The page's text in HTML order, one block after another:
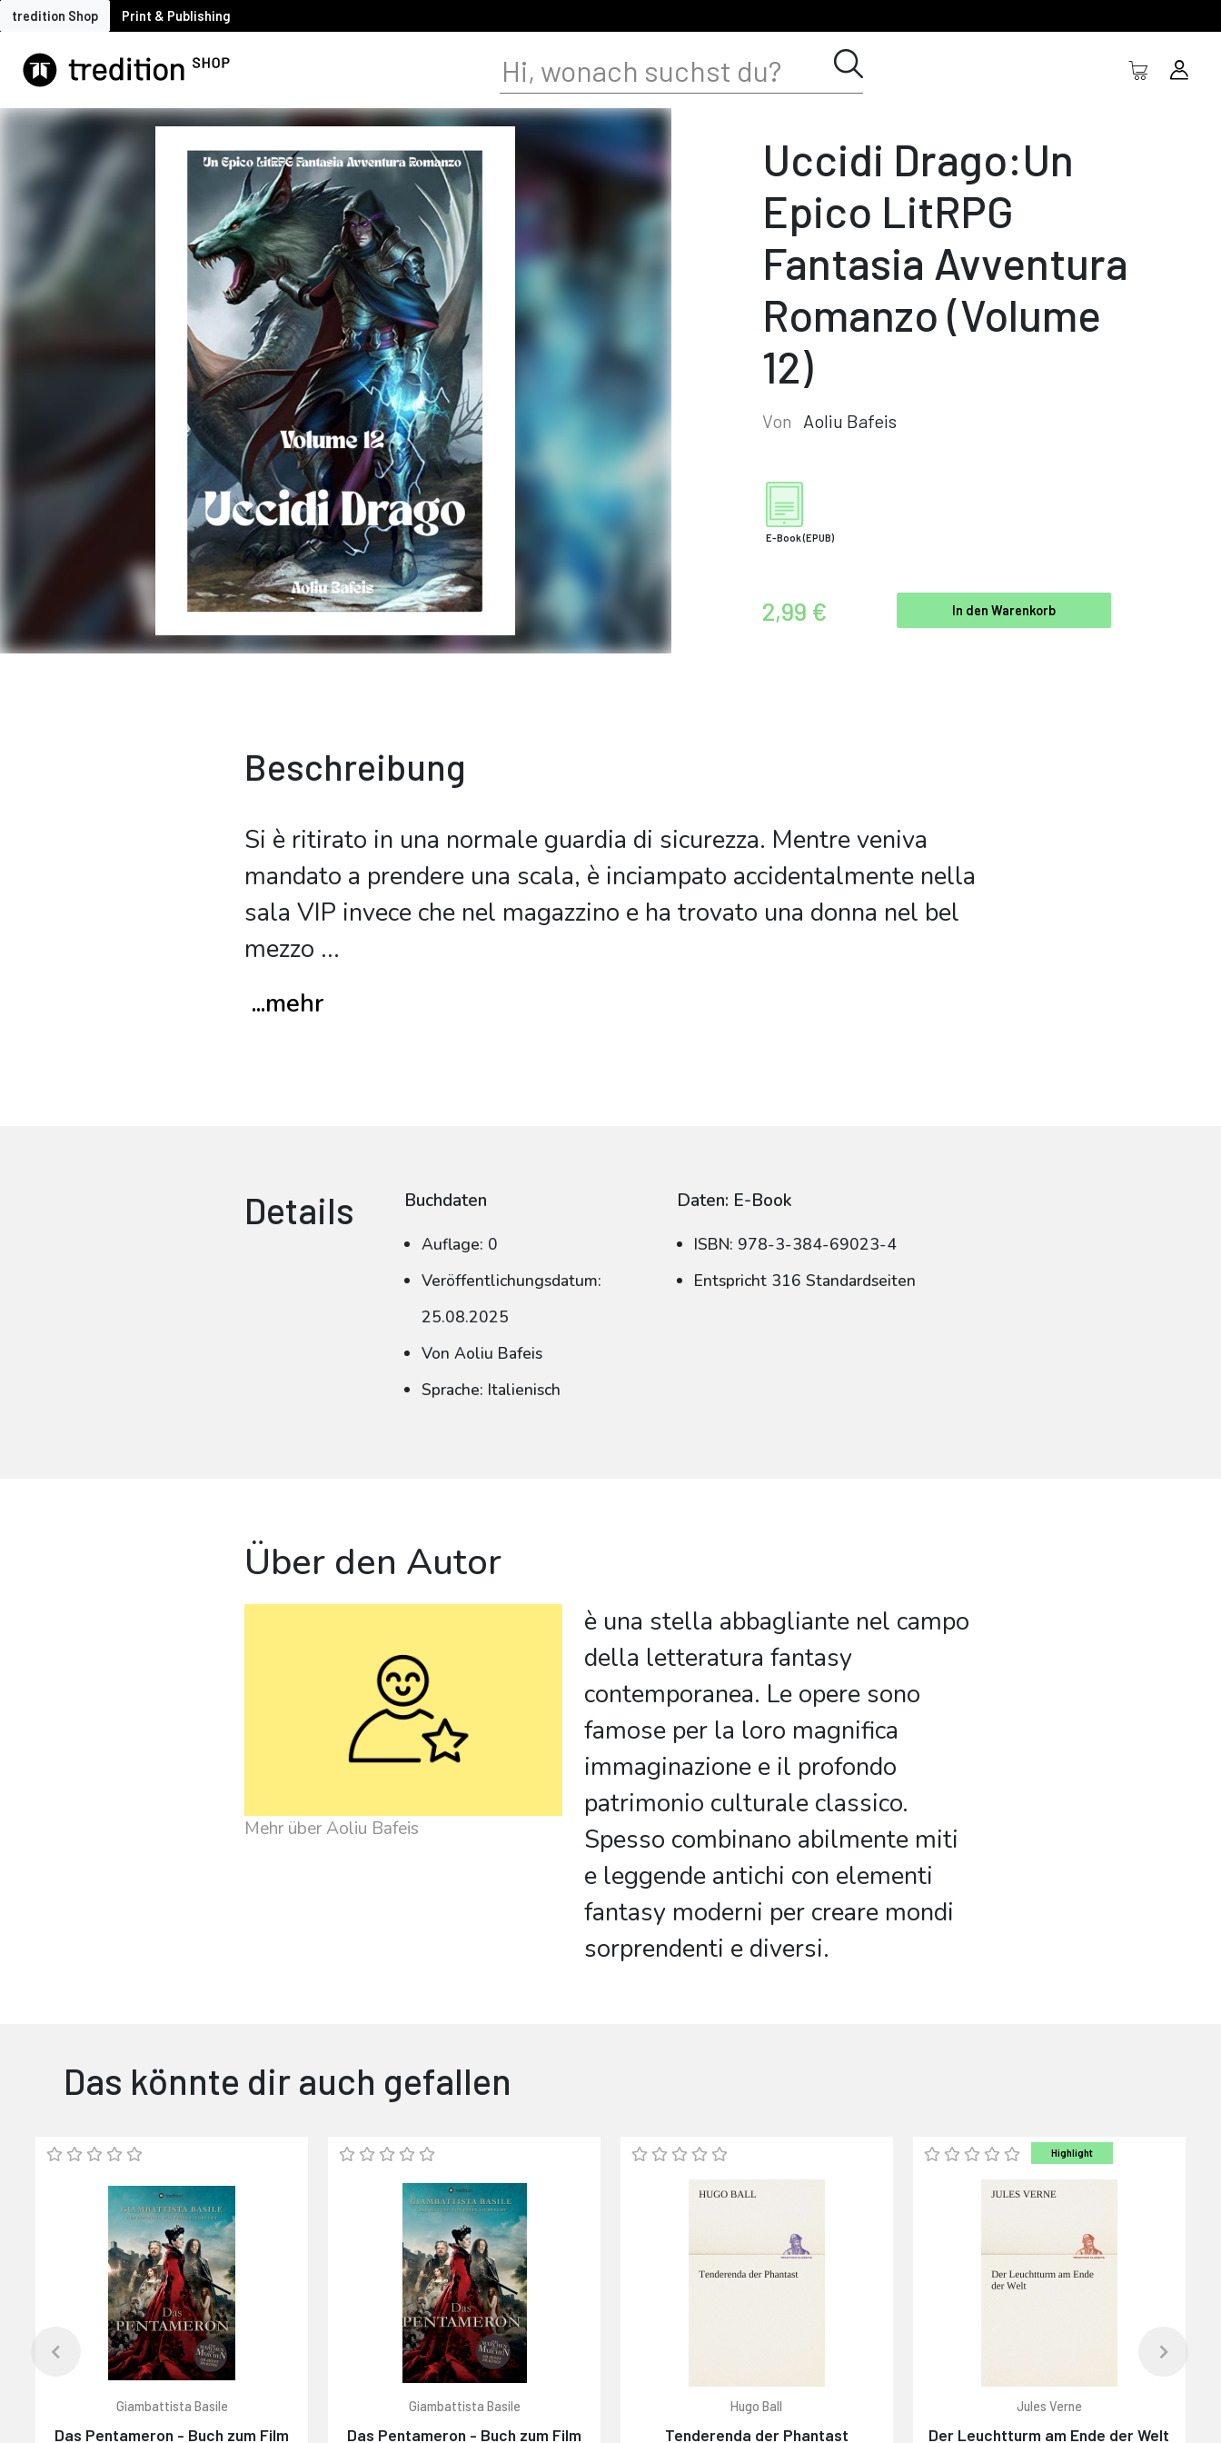
tredition Shop Print & Publishing
Uccidi Drago:Un
Epico LitRPG
Fantasia Avventura
Romanzo (Volume
12)
Von Aoliu Bafeis
E-Book(EPUB)
2,99 € In den Warenkorb
Beschreibung
Si è ritirato in una normale guardia di sicurezza. Mentre veniva
mandato a prendere una scala, è inciampato accidentalmente nella
sala VIP invece che nel magazzino e ha trovato una donna nel bel
mezzo ...
...mehr
Details Buchdaten
Auflage: 0
Veröffentlichungsdatum:
25.08.2025
Von Aoliu Bafeis
Sprache: Italienisch
Daten: E-Book
ISBN: 978-3-384-69023-4
Entspricht 316 Standardseiten
Über den Autor
Mehr über Aoliu Bafeis
è una stella abbagliante nel campo
della letteratura fantasy
contemporanea. Le opere sono
famose per la loro magnifica
immaginazione e il profondo
patrimonio culturale classico.
Spesso combinano abilmente miti
e leggende antichi con elementi
fantasy moderni per creare mondi
sorprendenti e diversi.
Das könnte dir auch gefallen
Giambattista Basile
Das Pentameron - Buch zum Film
Giambattista Basile
Das Pentameron - Buch zum Film
Hugo Ball
Tenderenda der Phantast
Highlight
Jules Verne
Der Leuchtturm am Ende der Welt